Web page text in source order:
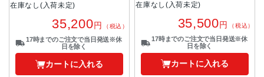
在庫なし(入荷未定)
35,200円 （税込）
17時までのご注文で当日発送※休
日を除く
カートに入れる
在庫なし(入荷未定)
35,500円 （税込）
17時までのご注文で当日発送※休
日を除く
カートに入れる